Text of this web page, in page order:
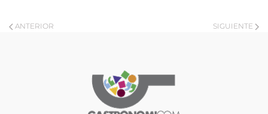
ANTERIOR SIGUIENTE